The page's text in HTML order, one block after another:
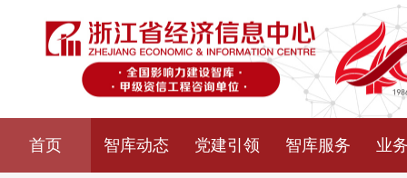
首页 智库动态 党建引领 智库服务 业